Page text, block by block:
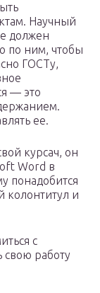
Научный
должен
по ним, чтобы
ГОСТу,
— это
ее.
курсач, он
Word в
понадобится
колонтитул и
с
свою работу